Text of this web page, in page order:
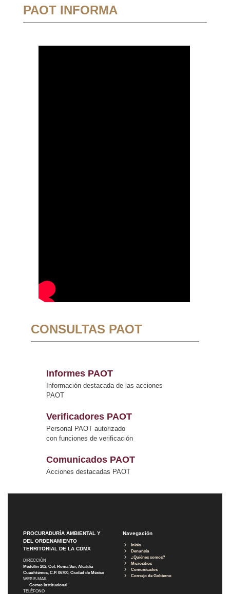
PAOT INFORMA
CONSULTAS PAOT
Informes PAOT
Información destacada de las acciones
PAOT
Verificadores PAOT
Personal PAOT autorizado
con funciones de verificación
Comunicados PAOT
Acciones destacadas PAOT
PROCURADURÍA AMBIENTAL Y
DEL ORDENAMIENTO
TERRITORIAL DE LA CDMX
DIRECCIÓN
Medellín 202, Col. Roma Sur, Alcaldía
Cuauhtémoc, C.P. 06700, Ciudad de México
WEB E-MAIL
Correo Institucional
TELÉFONO
Navegación
Inicio
Denuncia
¿Quiénes somos?
Micrositios
Comunicados
Consejo de Gobierno